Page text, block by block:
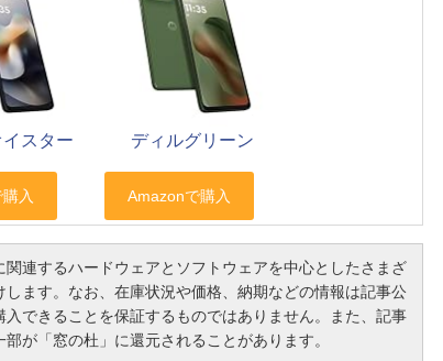
スター ディルグリーン
連するハードウェアとソフトウェアを中心としたさまざ
ます。なお、在庫状況や価格、納期などの情報は記事公
できることを保証するものではありません。また、記事
が「窓の杜」に還元されることがあります。